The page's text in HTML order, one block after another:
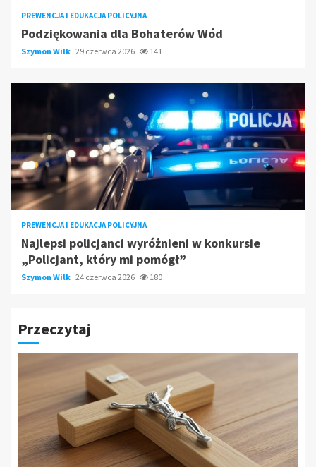
PREWENCJA I EDUKACJA POLICYJNA
Podziękowania dla Bohaterów Wód
Szymon Wilk 29 czerwca 2026 141
PREWENCJA I EDUKACJA POLICYJNA
Najlepsi policjanci wyróżnieni w konkursie
„Policjant, który mi pomógł”
Szymon Wilk 24 czerwca 2026 180
Przeczytaj